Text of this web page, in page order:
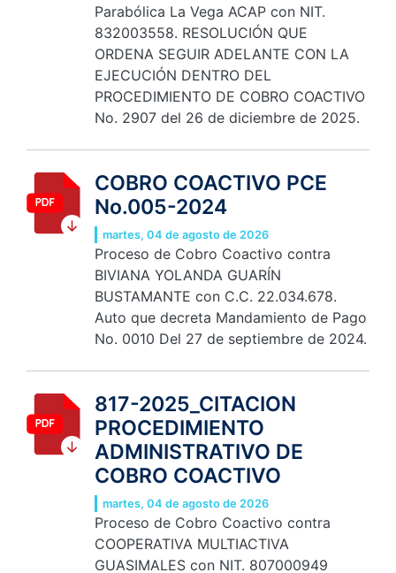
Parabólica La Vega ACAP con NIT.
832003558. RESOLUCIÓN QUE
ORDENA SEGUIR ADELANTE CON LA
EJECUCIÓN DENTRO DEL
PROCEDIMIENTO DE COBRO COACTIVO
No. 2907 del 26 de diciembre de 2025.
COBRO COACTIVO PCE
No.005-2024
martes, 04 de agosto de 2026
Proceso de Cobro Coactivo contra
BIVIANA YOLANDA GUARÍN
BUSTAMANTE con C.C. 22.034.678.
Auto que decreta Mandamiento de Pago
No. 0010 Del 27 de septiembre de 2024.
817-2025_CITACION
PROCEDIMIENTO
ADMINISTRATIVO DE
COBRO COACTIVO
martes, 04 de agosto de 2026
Proceso de Cobro Coactivo contra
COOPERATIVA MULTIACTIVA
GUASIMALES con NIT. 807000949